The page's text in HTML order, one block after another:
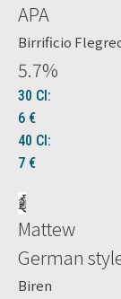
APA
Birrificio
5.7%
30 Cl:
6 €
40 Cl:
7 €
2
Mattew
German
Biren